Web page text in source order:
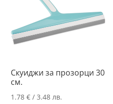
Скуиджи за прозорци 30
см.
1.78€ / 3.48 лв.